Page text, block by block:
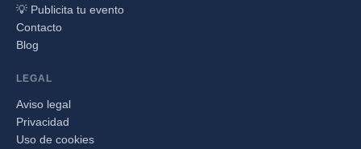
💡 Publicita tu evento
Contacto
Blog
LEGAL
Aviso legal
Privacidad
Uso de cookies